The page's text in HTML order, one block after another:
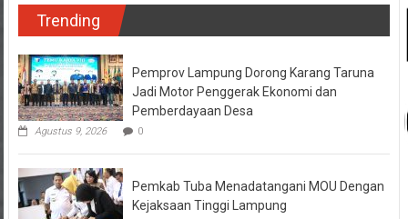
Trending
Pemprov Lampung Dorong Karang Taruna
Jadi Motor Penggerak Ekonomi dan
Pemberdayaan Desa
Agustus 9, 2026 0
Pemkab Tuba Menadatangani MOU Dengan
Kejaksaan Tinggi Lampung